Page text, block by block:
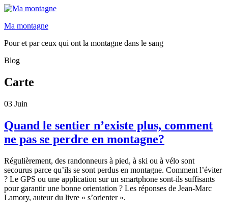
Ma montagne
Pour et par ceux qui ont la montagne dans le sang
Blog
Carte
03 Juin
Quand le sentier n’existe plus, comment
ne pas se perdre en montagne?
Régulièrement, des randonneurs à pied, à ski ou à vélo sont
secourus parce qu’ils se sont perdus en montagne. Comment l’éviter
? Le GPS ou une application sur un smartphone sont-ils suffisants
pour garantir une bonne orientation ? Les réponses de Jean-Marc
Lamory, auteur du livre « s’orienter ».